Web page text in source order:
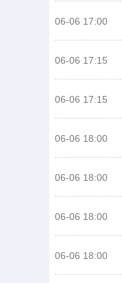
06-06 17:00
06-06 17:15
06-06 17:15
06-06 18:00
06-06 18:00
06-06 18:00
06-06 18:00